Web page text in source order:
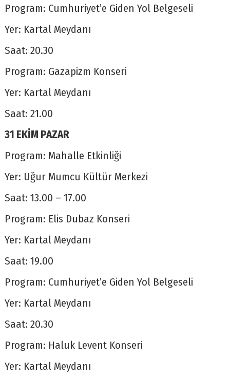
Program: Cumhuriyet’e Giden Yol Belgeseli
Yer: Kartal Meydanı
Saat: 20.30
Program: Gazapizm Konseri
Yer: Kartal Meydanı
Saat: 21.00
31 EKİM PAZAR
Program: Mahalle Etkinliği
Yer: Uğur Mumcu Kültür Merkezi
Saat: 13.00 – 17.00
Program: Elis Dubaz Konseri
Yer: Kartal Meydanı
Saat: 19.00
Program: Cumhuriyet’e Giden Yol Belgeseli
Yer: Kartal Meydanı
Saat: 20.30
Program: Haluk Levent Konseri
Yer: Kartal Meydanı